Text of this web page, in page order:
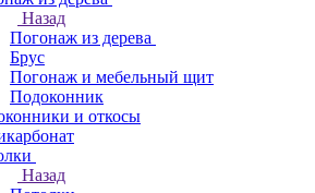
Назад
Погонаж из дерева
Брус
Погонаж и мебельный щит
Подоконник
и откосы
Назад